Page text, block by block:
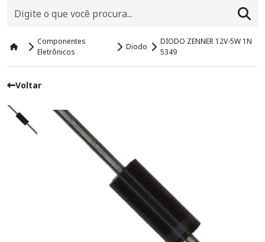
Componentes
Eletrônicos
Diodo
DIODO ZENNER 12V-5W 1N
5349
Voltar